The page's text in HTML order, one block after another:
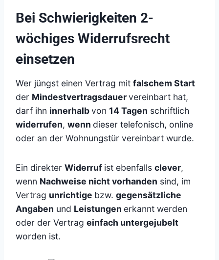
Bei Schwierigkeiten 2-
wöchiges Widerrufsrecht
einsetzen
Wer jüngst einen Vertrag mit falschem Start
der Mindestvertragsdauervereinbart hat,
darf ihn innerhalbvon 14 Tagen schriftlich
widerrufen, wenn dieser telefonisch, online
oder an der Wohnungstür vereinbart wurde.
Ein direkter Widerruf ist ebenfalls clever,
wenn Nachweise nicht vorhanden sind, im
Vertrag unrichtige bzw. gegensätzliche
Angaben und Leistungen erkannt werden
oder der Vertrag einfach untergejubelt
worden ist.